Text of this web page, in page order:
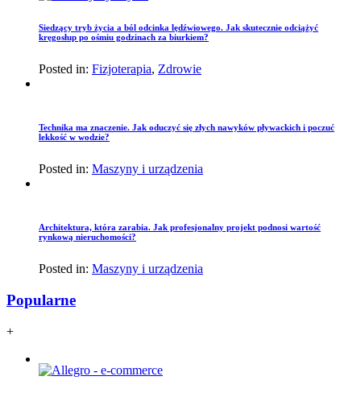
Siedzący tryb życia a ból odcinka lędźwiowego. Jak skutecznie odciążyć
kręgosłup po ośmiu godzinach za biurkiem?
Posted in: Fizjoterapia, Zdrowie
Technika ma znaczenie. Jak oduczyć się złych nawyków pływackich i poczuć
lekkość w wodzie?
Posted in: Maszyny i urządzenia
Architektura, która zarabia. Jak profesjonalny projekt podnosi wartość
rynkową nieruchomości?
Posted in: Maszyny i urządzenia
Popularne
+